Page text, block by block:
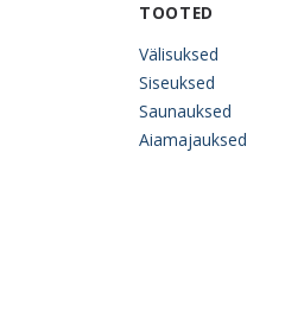
TOOTED
Välisuksed
Siseuksed
Saunauksed
Aiamajauksed